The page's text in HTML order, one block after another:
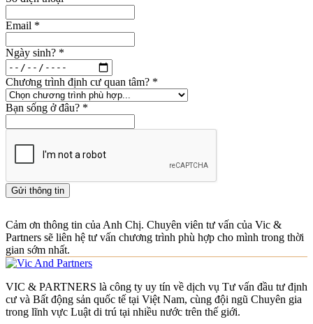
Email *
Ngày sinh? *
Chương trình định cư quan tâm? *
Bạn sống ở đâu? *
Gửi thông tin
Cảm ơn thông tin của Anh Chị. Chuyên viên tư vấn của Vic &
Partners sẽ liên hệ tư vấn chương trình phù hợp cho mình trong thời
gian sớm nhất.
VIC & PARTNERS là công ty uy tín về dịch vụ Tư vấn đầu tư định
cư và Bất động sản quốc tế tại Việt Nam, cùng đội ngũ Chuyên gia
trong lĩnh vực Luật di trú tại nhiều nước trên thế giới.